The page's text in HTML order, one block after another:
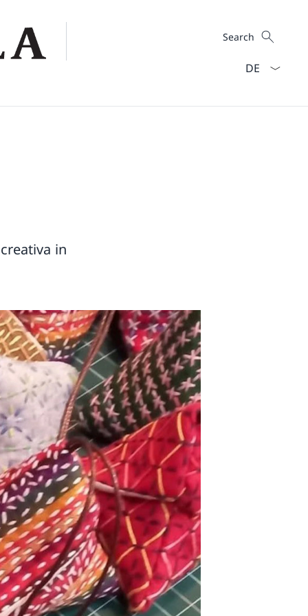
Search
Search
in